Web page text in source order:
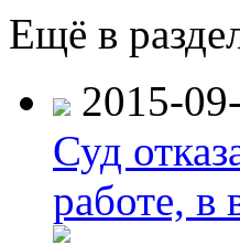
Ещё в
2015-
Суд
работе, в